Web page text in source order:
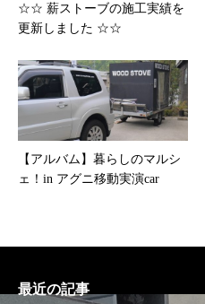
☆☆ 薪ストーブの施工実績を
更新しました ☆☆
【アルバム】暮らしのマルシ
ェ！in アグニ移動実演car
最近の記事